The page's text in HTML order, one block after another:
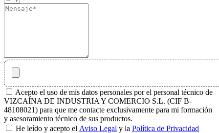
Acepto el uso de mis datos personales por el personal técnico de
VIZCAÍNA DE INDUSTRIA Y COMERCIO S.L. (CIF B-
48108021) para que me contacte exclusivamente para mi formación
y asesoramiento técnico de sus productos.
He leído y acepto el Aviso Legal y la Política de Privacidad